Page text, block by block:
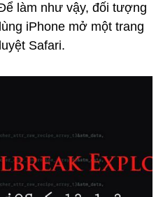
làm như vậy, đối tượng
iPhone mở một trang
Safari.